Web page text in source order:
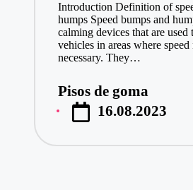
Introduction Definition of
humps Speed bumps and
calming devices that are
vehicles in areas where
necessary. They…
Publicado
por
Pisos de goma
16.08.2023